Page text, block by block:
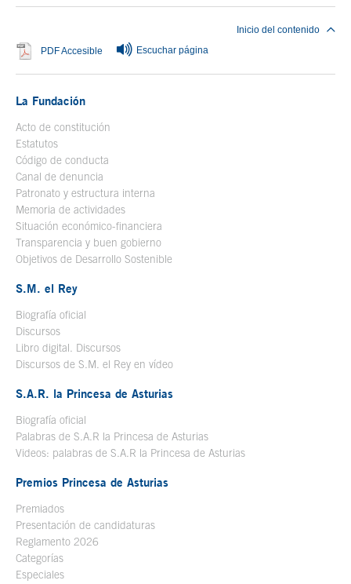
PDF Accesible Se abre en ventana nueva
Escuchar página
Inicio del contenido
La Fundación
Acto de constitución
Estatutos
Código de conducta
Canal de denuncia
Patronato y estructura interna
Memoria de actividades
Situación económico-financiera
Transparencia y buen gobierno
Objetivos de Desarrollo Sostenible
S.M. el Rey
Biografía oficial
Discursos
Libro digital. Discursos
Discursos de S.M. el Rey en vídeo
S.A.R. la Princesa de Asturias
Biografía oficial
Palabras de S.A.R la Princesa de Asturias
Videos: palabras de S.A.R la Princesa de Asturias
Premios Princesa de Asturias
Premiados
Presentación de candidaturas
Reglamento 2026
Categorías
Especiales